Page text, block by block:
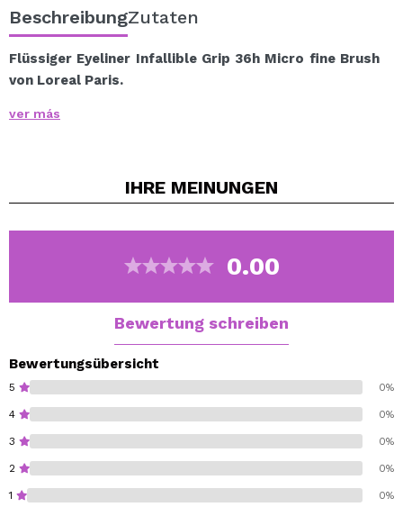
BeschreibungZutaten
Flüssiger Eyeliner Infallible Grip 36h Micro fine Brush
von Loreal Paris.
36 Stunden, die gegen alles beständig sind: Wasser,
und seiner flüssigen Tinte alle Schwänze und Konturen,
Kreieren Sie mit diesem Eyeliner mit ultrafeiner Spitze
Zeichnen Sie den Umriss, den Sie für Ihre Augen
einen unfehlbaren präzisen Look.
ver más
IHRE MEINUNGEN
0.00
Bewertung schreiben
Bewertungsübersicht
5 0%
4 0%
3 0%
2 0%
1 0%